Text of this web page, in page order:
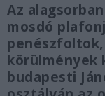
Az
mosdó
körülmények
budapesti